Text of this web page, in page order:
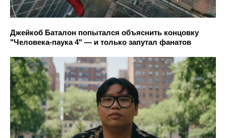
Джейкоб Баталон попытался объяснить концовку
"Человека-паука 4" — и только запутал фанатов